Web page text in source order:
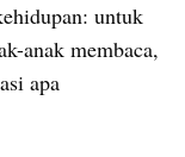
untuk
anak membaca,
apa